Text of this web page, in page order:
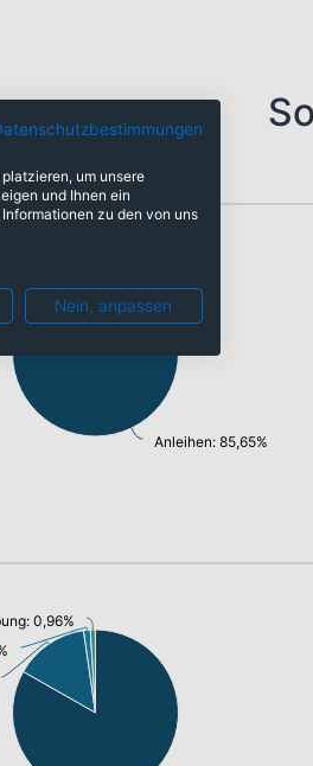
Anleihen: 85,65%
0,96%
um unsere
und Ihnen ein
zu den von uns
Nein, anpassen